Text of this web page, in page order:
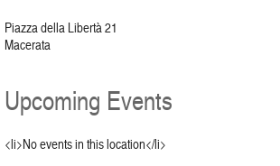
Piazza della Libertà 21
Macerata
Upcoming Events
<li>No events in this location</li>